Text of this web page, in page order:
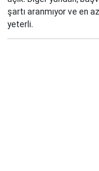
şartı aranmıyor ve en
yeterli.